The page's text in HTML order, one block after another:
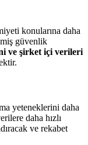
konularına daha
güvenlik
ve şirket içi verileri
yeteneklerini daha
daha hızlı
ve rekabet